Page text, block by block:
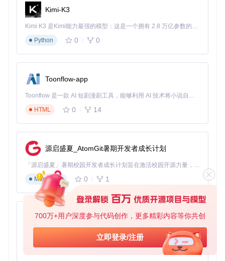
700万+用户深度参与代码创作，更多精彩内容等你共创
立即登录/注册
Kimi-K3
Kimi K3 是Kimi能力最强的模型：这是一个拥有 2.8 万亿参数的混合专家（MoE）模型，具备原生视觉理解能力，并支持 100 万 token 的上下文窗口。
Python
0 0
Toonflow-app
Toonflow 是一款 AI 短剧漫剧工具，能够利用 AI 技术将小说自动转化为剧本，并结合 AI 生成的图片和视频，实现高效的短剧创作。借助 Toonflow，可以轻松完成从文字到影像的全流程，让短剧制作变得更加智能与便捷。
HTML
0 14
源启盛夏_AtomGit暑期开发者成长计划
「源启盛夏」暑期校园开发者成长计划旨在激活校园开源力量，通过积分激励、认证扶持、资源倾斜等形式，引导高校组织和开发者完成「入驻 — 建项目 — 做贡献 — 获认证 — 得资源」的完整闭环。无论你是想带领社团入驻平台的组织者，还是希望用代码贡献证明自己的开发者，都能在这里找到属于你的成长路径。
Markdown
0 1
AionUi
免费、本地、开源的 24/7 全天候 Cowork 应用，以及适用于 Gemini CLI、Claude Code、Codex、OpenCode、Qwen Code、Goose CLI、Auggie 等的 OpenClaw | 🌟 喜欢就点star吧
TypeScript
0 6